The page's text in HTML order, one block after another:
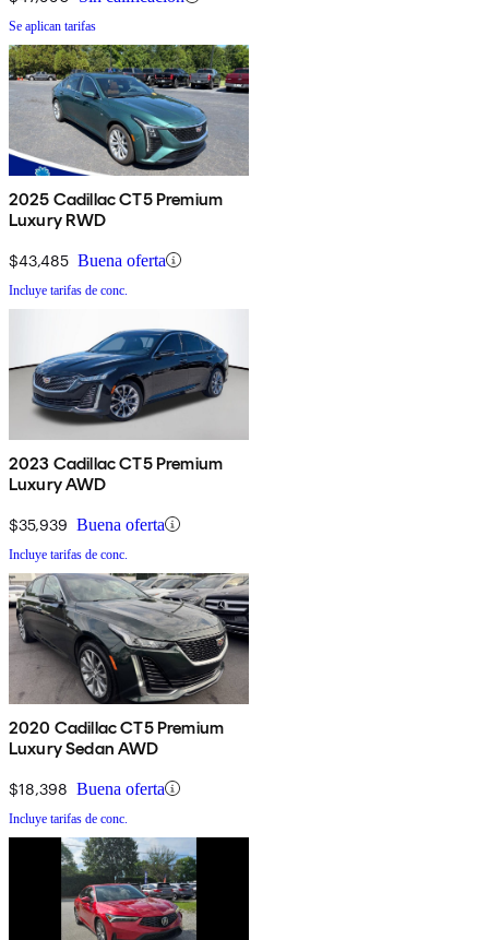
Se aplican tarifas
2025 Cadillac CT5 Premium
Luxury RWD
$43,485 Buena oferta
Incluye tarifas de conc.
2023 Cadillac CT5 Premium
Luxury AWD
$35,939 Buena oferta
Incluye tarifas de conc.
2020 Cadillac CT5 Premium
Luxury Sedan AWD
$18,398 Buena oferta
Incluye tarifas de conc.